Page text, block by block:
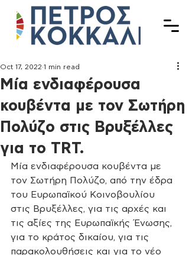
Μία ενδιαφέρουσα
κουβέντα με τον Σωτήρη
Πολύζο στις Βρυξέλλες
για το TRT.
Oct 17, 2022 1 min read
Μία ενδιαφέρουσα κουβέντα με
τον Σωτήρη Πολύζο, από την έδρα
του Ευρωπαϊκού Κοινοβουλίου
στις Βρυξέλλες, για τις αρχές και
τις αξίες της Ευρωπαϊκής Ένωσης,
για το κράτος δικαίου, για τις
παρακολουθήσεις και για το νέο